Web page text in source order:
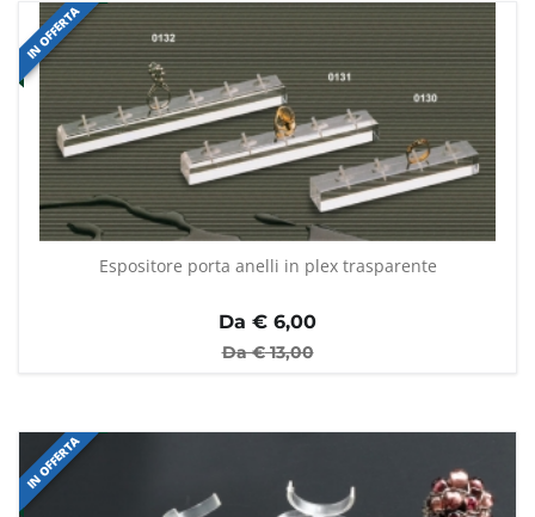
IN OFFERTA
Espositore porta anelli in plex trasparente
Da € 6,00
Da €13,00
IN OFFERTA